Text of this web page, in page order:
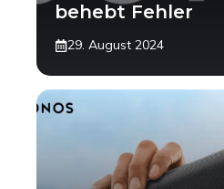
behebt Fehler
29. August 2024